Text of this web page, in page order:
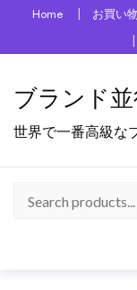
Home お買い
ブランド
世界で一番高級な